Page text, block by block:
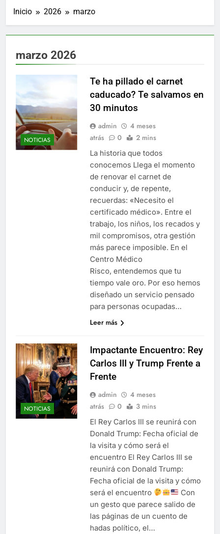
Inicio 2026 marzo
marzo 2026
NOTICIAS
Te ha pillado el carnet
caducado? Te salvamos en
30 minutos
admin
4 meses
atrás
0 2 mins
La historia que todos
conocemos Llega el momento
de renovar el carnet de
conducir y, de repente,
recuerdas: «Necesito el
certificado médico». Entre el
trabajo, los niños, los recados y
mil compromisos, otra gestión
más parece imposible. En el
Centro Médico
Risco, entendemos que tu
tiempo vale oro. Por eso hemos
diseñado un servicio pensado
para personas ocupadas…
Leer más
NOTICIAS
Impactante Encuentro: Rey
Carlos III y Trump Frente a
Frente
admin
4 meses
atrás
0 3 mins
El Rey Carlos III se reunirá con
Donald Trump: Fecha oficial de
la visita y cómo será el
encuentro El Rey Carlos III se
reunirá con Donald Trump:
Fecha oficial de la visita y cómo
será el encuentro
Con
un gesto que parece salido de
las páginas de un cuento de
hadas político, el…